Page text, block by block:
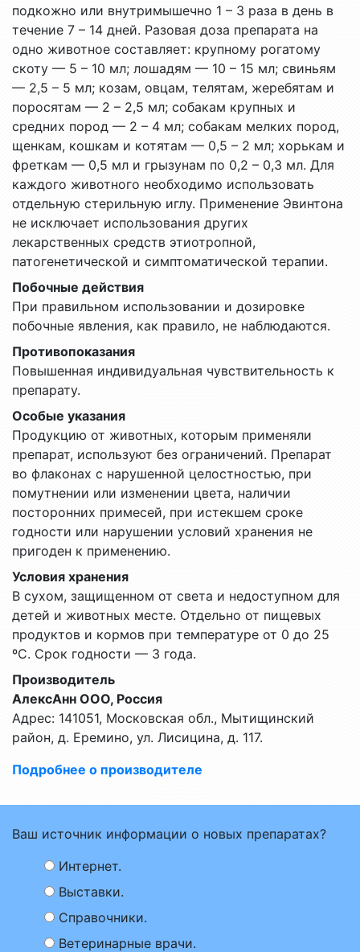
подкожно или внутримышечно 1 – 3 раза в день в
течение 7 – 14 дней. Разовая доза препарата на
одно животное составляет: крупному рогатому
скоту — 5 – 10 мл; лошадям — 10 – 15 мл; свиньям
— 2,5 – 5 мл; козам, овцам, телятам, жеребятам и
поросятам — 2 – 2,5 мл; собакам крупных и
средних пород — 2 – 4 мл; собакам мелких пород,
щенкам, кошкам и котятам — 0,5 – 2 мл; хорькам и
фреткам — 0,5 мл и грызунам по 0,2 – 0,3 мл. Для
каждого животного необходимо использовать
отдельную стерильную иглу. Применение Эвинтона
не исключает использования других
лекарственных средств этиотропной,
патогенетической и симптоматической терапии.
Побочные действия
При правильном использовании и дозировке
побочные явления, как правило, не наблюдаются.
Противопоказания
Повышенная индивидуальная чувствительность к
препарату.
Особые указания
Продукцию от животных, которым применяли
препарат, используют без ограничений. Препарат
во флаконах с нарушенной целостностью, при
помутнении или изменении цвета, наличии
посторонних примесей, при истекшем сроке
годности или нарушении условий хранения не
пригоден к применению.
Условия хранения
В сухом, защищенном от света и недоступном для
детей и животных месте. Отдельно от пищевых
продуктов и кормов при температуре от 0 до 25
ºС. Срок годности — 3 года.
Производитель
АлексАнн ООО, Россия
Адрес: 141051, Московская обл., Мытищинский
район, д. Еремино, ул. Лисицина, д. 117.
Подробнее о производителе
Ваш источник информации о новых препаратах?
Интернет.
Выставки.
Справочники.
Ветеринарные врачи.